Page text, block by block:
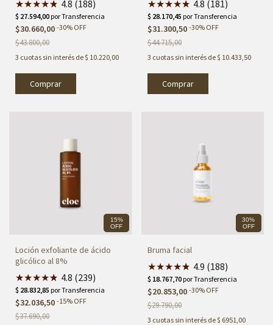
★★★★★
★ 4.8 (188)
$30.660,00 -30% OFF
$43.800,00
3 cuotas sin interés de$ 10.220,00
★★★★★
★ 4.8 (181)
$31.300,50 -30% OFF
$44.715,00
3 cuotas sin interés de$ 10.433,50
15%
OFF
Loción exfoliante de ácido
glicólico al 8%
★★★★★
★ 4.8 (239)
$32.036,50 -15% OFF
$37.690,00
30%
OFF
Bruma facial
★★★★★
★ 4.9 (188)
$20.853,00 -30% OFF
$29.790,00
3 cuotas sin interés de$ 6951,00